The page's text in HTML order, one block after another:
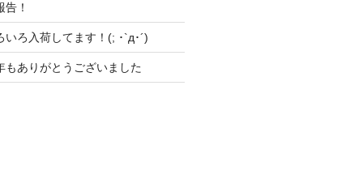
！
ろ入荷してます！(; ･`д･´)
もありがとうございました